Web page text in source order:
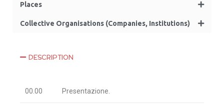
Places
Collective Organisations (Companies, Institutions)
DESCRIPTION
00.00 Presentazione.